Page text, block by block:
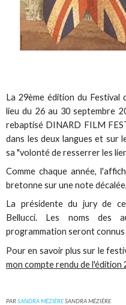
La 29ème édition du Festival
lieu du 26 au 30 septembre
rebaptisé DINARD FILM
dans les deux langues et sur
sa "volonté de resserrer les
Comme chaque année,
bretonne sur une note
La présidente du jury de
Bellucci. Les noms des
programmation seront
Pour en savoir plus sur le
mon compte rendu de l'édition
PARSANDRA MÉZIÈRESANDRA MÉZIÈRE